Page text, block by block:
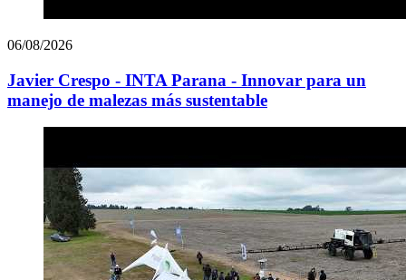
06/08/2026
Javier Crespo - INTA Parana - Innovar para un
manejo de malezas más sustentable